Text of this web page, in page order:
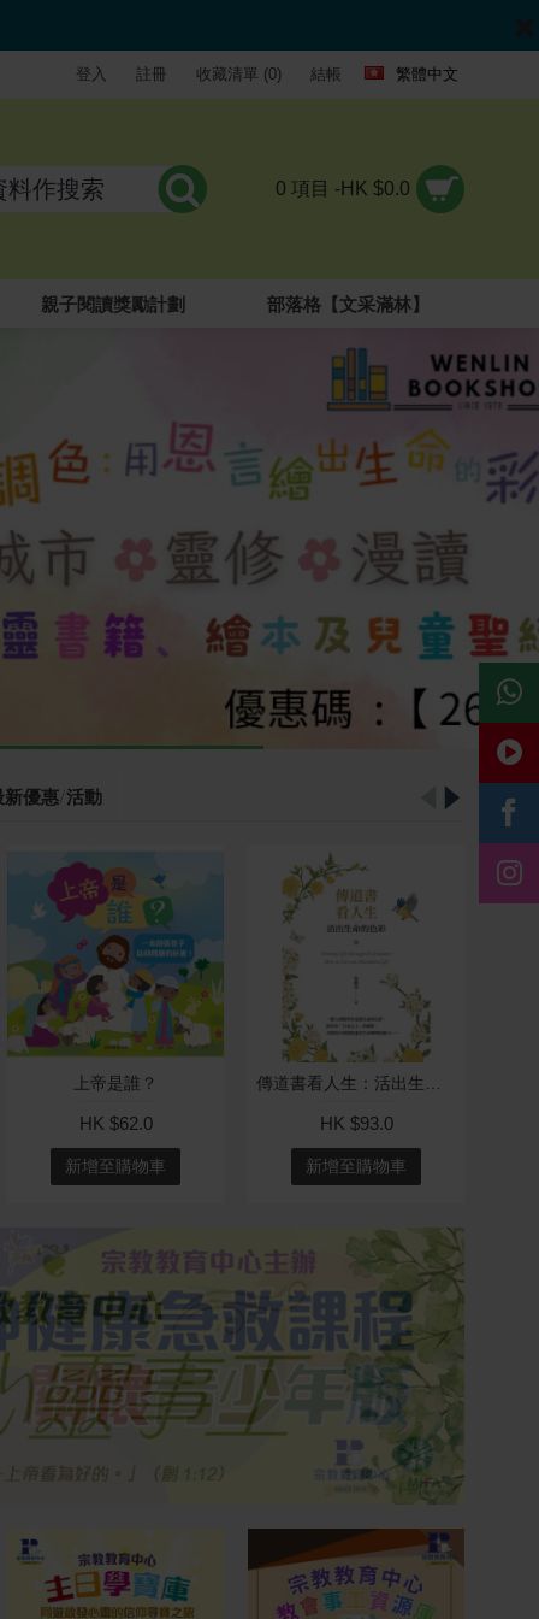
登入 註冊 收藏清單 (0) 結帳 繁體中文
0 項目 -HK $0.0
親子閱讀獎勵計劃 部落格【文采滿林】
新優惠/活動
上帝是誰？
HK $62.0
新增至購物車
HK $93.0
新增至購物車